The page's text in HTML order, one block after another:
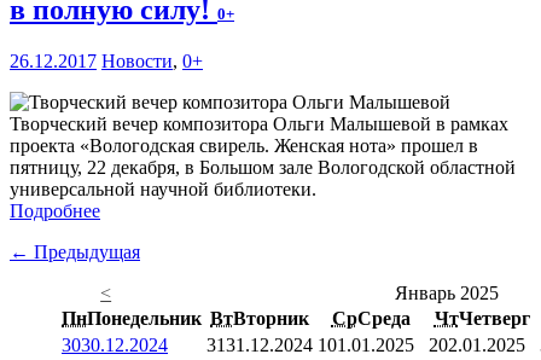
в полную силу! 0+
26.12.2017 Новости, 0+
Творческий вечер композитора Ольги Малышевой в рамках
проекта «Вологодская свирель. Женская нота» прошел в
пятницу, 22 декабря, в Большом зале Вологодской областной
универсальной научной библиотеки.
Подробнее
← Предыдущая
<
Январь 2025
ПнПонедельник ВтВторник СрСреда ЧтЧетверг
3030.12.2024 3131.12.2024 101.01.2025 202.01.2025